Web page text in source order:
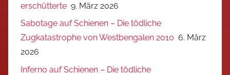
erschütterte 9. März 2026
Sabotage auf Schienen – Die tödliche
Zugkatastrophe von Westbengalen 2010 6. März
2026
Inferno auf Schienen – Die tödliche